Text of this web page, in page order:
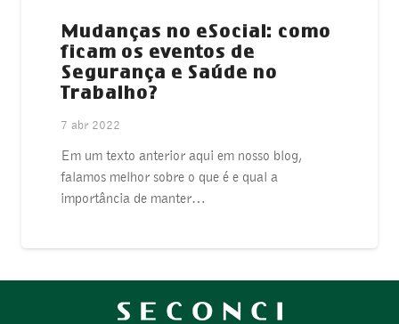
Mudanças no eSocial: como
ficam os eventos de
Segurança e Saúde no
Trabalho?
7 abr 2022
Em um texto anterior aqui em nosso blog,
falamos melhor sobre o que é e qual a
importância de manter…